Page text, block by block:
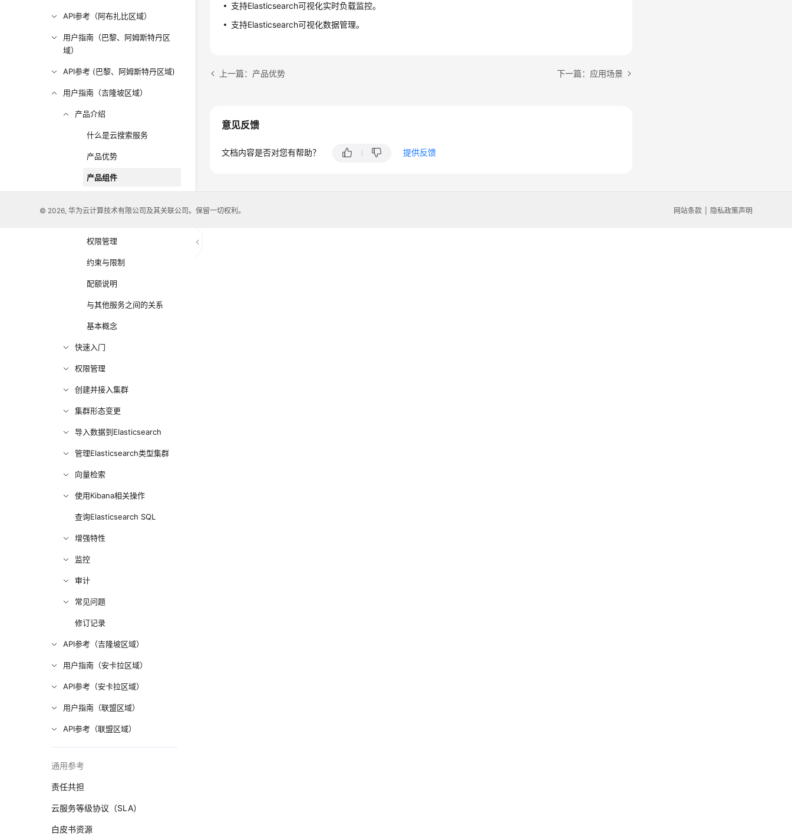
API参考（阿布扎比区域）
用户指南（巴黎、阿姆斯特丹区
域）
API参考 (巴黎、阿姆斯特丹区域)
用户指南（吉隆坡区域）
产品介绍
什么是云搜索服务
产品优势
产品组件
权限管理
约束与限制
配额说明
与其他服务之间的关系
基本概念
快速入门
权限管理
创建并接入集群
集群形态变更
导入数据到Elasticsearch
管理Elasticsearch类型集群
向量检索
使用Kibana相关操作
查询Elasticsearch SQL
增强特性
监控
审计
常见问题
修订记录
API参考（吉隆坡区域）
用户指南（安卡拉区域）
API参考（安卡拉区域）
用户指南（联盟区域）
API参考（联盟区域）
通用参考
责任共担
云服务等级协议（SLA）
白皮书资源
支持Elasticsearch可视化实时负载监控。
支持Elasticsearch可视化数据管理。
上一篇：产品优势 下一篇：应用场景
意见反馈
文档内容是否对您有帮助？ 提供反馈
© 2026, 华为云计算技术有限公司及其关联公司。保留一切权利。 网站条款 隐私政策声明